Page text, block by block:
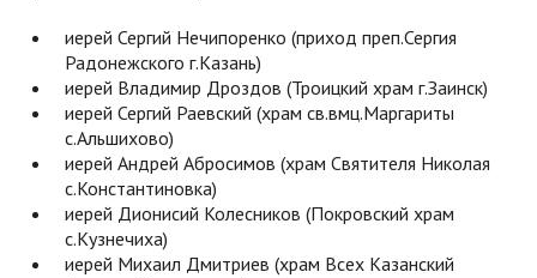
иерей Сергий Нечипоренко (приход преп.Сергия
Радонежского г.Казань)
иерей Владимир Дроздов (Троицкий храм г.Заинск)
иерей Сергий Раевский (храм св.вмц.Маргариты
с.Альшихово)
иерей Андрей Абросимов (храм Святителя Николая
с.Константиновка)
иерей Дионисий Колесников (Покровский храм
с.Кузнечиха)
иерей Михаил Дмитриев (храм Всех Казанский